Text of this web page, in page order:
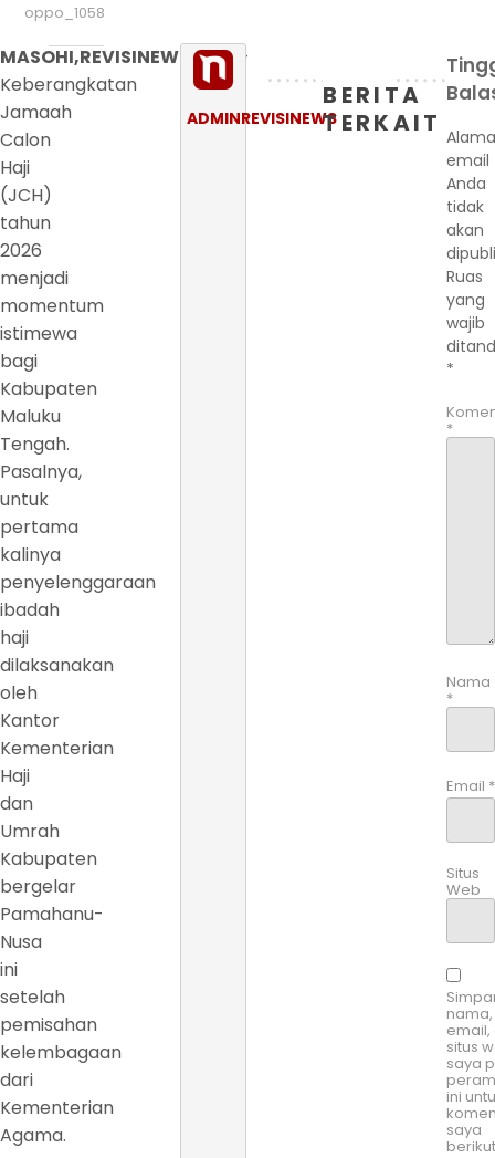
oppo_1058
MASOHI,REVISINEWS.COM -
Keberangkatan
Jamaah
Calon
Haji
(JCH)
tahun
2026
menjadi
momentum
istimewa
bagi
Kabupaten
Maluku
Tengah.
Pasalnya,
untuk
pertama
kalinya
penyelenggaraan
ibadah
haji
dilaksanakan
oleh
Kantor
Kementerian
Haji
dan
Umrah
Kabupaten
bergelar
Pamahanu-
Nusa
ini
setelah
pemisahan
kelembagaan
dari
Kementerian
Agama.
ADMINREVISINEWS
BERITA
TERKAIT
email
Anda
tidak
akan
Ruas
yang
wajib
*
*
Nama
*
Email *
Situs
Web
nama,
email,
situs
saya
ini
saya